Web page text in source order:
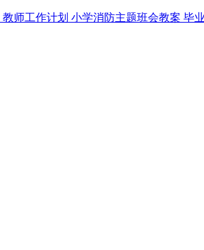
教师工作计划 小学消防主题班会教案 毕